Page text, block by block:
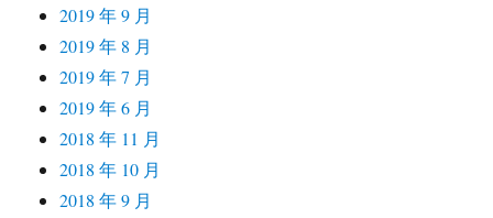
2019 年 9 月
2019 年 8 月
2019 年 7 月
2019 年 6 月
2018 年 11 月
2018 年 10 月
2018 年 9 月